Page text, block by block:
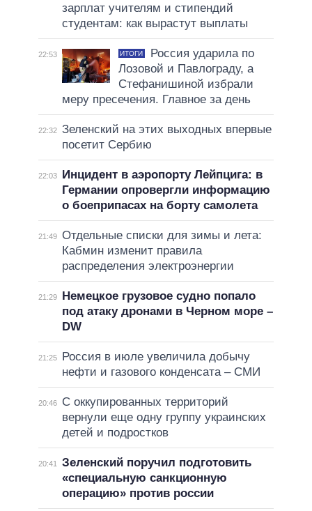
зарплат учителям и стипендий
студентам: как вырастут выплаты
22:53 ИТОГИ
Россия ударила по
Лозовой и Павлограду, а
Стефанишиной избрали
меру пресечения. Главное за день
22:32 Зеленский на этих выходных впервые
посетит Сербию
22:03
Инцидент в аэропорту Лейпцига: в
Германии опровергли информацию
о боеприпасах на борту самолета
21:49 Отдельные списки для зимы и лета:
Кабмин изменит правила
распределения электроэнергии
21:29
Немецкое грузовое судно попало
под атаку дронами в Черном море –
DW
21:25
Россия в июле увеличила добычу
нефти и газового конденсата – СМИ
20:46
С оккупированных территорий
вернули еще одну группу украинских
детей и подростков
20:41
Зеленский поручил подготовить
«специальную санкционную
операцию» против россии